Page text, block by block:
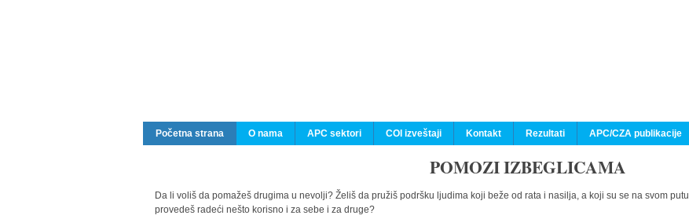
Početna strana
O nama APC sektori COI izveštaji Kontakt Rezultati APC/CZA publikacije
POMOZI IZBEGLICAMA
Da li voliš da pomažeš drugima u nevolji? Želiš da pružiš podršku ljudima koji beže od rata i nasilja, a koji su se na svom
provedeš radeći nešto korisno i za sebe i za druge?